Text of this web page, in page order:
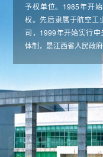
予权单位。1985年开
权。先后隶属于航空工
司，1999年开始实行
体制，是江西省人民政